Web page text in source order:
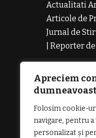
Apreciem
Folosim cookie-
navigare, pentru
personalizat și
Actualitati
Articole de
Jurnal de
Reporter de
NoiRochii
de Cununie
Comanda